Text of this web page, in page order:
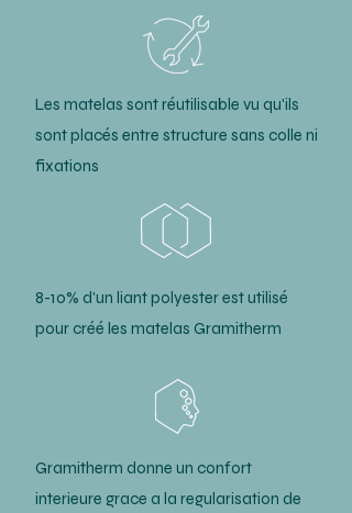
Les matelas sont réutilisable vu qu'ils
sont placés entre structure sans colle ni
fixations
8-10% d'un liant polyester est utilisé
pour créé les matelas Gramitherm
Gramitherm donne un confort
interieure grace a la regularisation de